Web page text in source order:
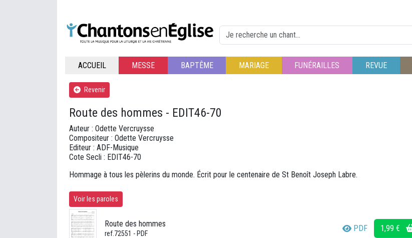
ACCUEIL MESSE BAPTÊME MARIAGE FUNÉRAILLES REVUE
Revenir
Route des hommes - EDIT46-70
Auteur : Odette Vercruysse
Compositeur : Odette Vercruysse
Editeur : ADF-Musique
Cote Secli : EDIT46-70
Hommage à tous les pèlerins du monde. Écrit pour le centenaire de St Benoît Joseph Labre.
Voir les paroles
Route des hommes
ref.72551 - PDF
PDF 1,99 €